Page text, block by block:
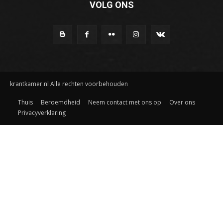
VOLG ONS
krantkamer.nl Alle rechten voorbehouden
Thuis Beroemdheid Neem contact met ons op
Over ons
Privacyverklaring